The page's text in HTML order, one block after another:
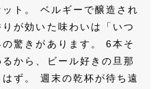
ト。 ベルギーで醸造され
が効いた味わいは「いつ
驚きがあります。 6本そ
から、ビール好きの旦那
ず。 週末の乾杯が待ち遠